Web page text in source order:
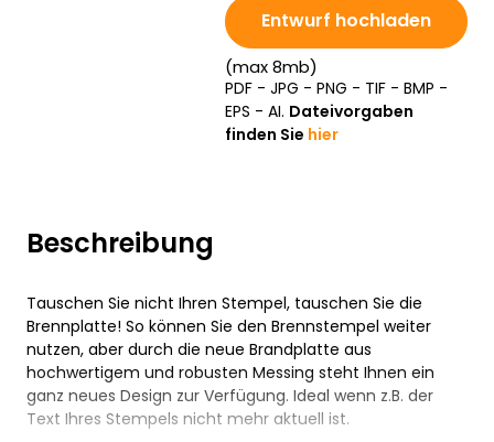
Beschreibung
Tauschen Sie nicht Ihren Stempel, tauschen Sie die
Brennplatte! So können Sie den Brennstempel weiter
nutzen, aber durch die neue Brandplatte aus
hochwertigem und robusten Messing steht Ihnen ein
ganz neues Design zur Verfügung. Ideal wenn z.B. der
Text Ihres Stempels nicht mehr aktuell ist.
Entwurf hochladen
(max 8mb)
PDF - JPG - PNG - TIF - BMP -
EPS - AI. Dateivorgaben
finden Sie hier